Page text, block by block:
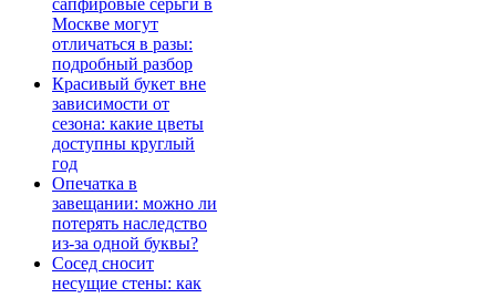
сапфировые серьги в
Москве могут
отличаться в разы:
подробный разбор
Красивый букет вне
зависимости от
сезона: какие цветы
доступны круглый
год
Опечатка в
завещании: можно ли
потерять наследство
из-за одной буквы?
Сосед сносит
несущие стены: как